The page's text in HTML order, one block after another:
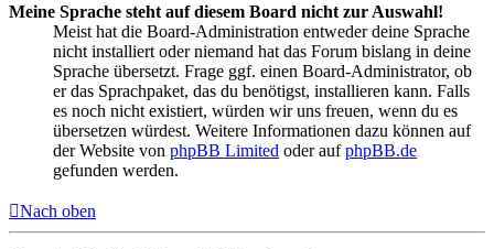
Meine Sprache steht auf diesem Board nicht zur Auswahl!
Meist hat die Board-Administration entweder deine Sprache
nicht installiert oder niemand hat das Forum bislang in deine
Sprache übersetzt. Frage ggf. einen Board-Administrator, ob
er das Sprachpaket, das du benötigst, installieren kann. Falls
es noch nicht existiert, würden wir uns freuen, wenn du es
übersetzen würdest. Weitere Informationen dazu können auf
der Website von phpBB Limited oder aufphpBB.de
gefunden werden.
Nach oben